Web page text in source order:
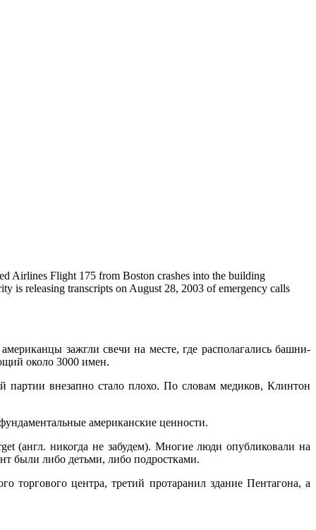
Airlines Flight 175 from Boston crashes into the building
is releasing transcripts on August 28, 2003 of emergency calls
зажгли свечи на месте, где располагались башни-
около 3000 имен.
внезапно стало плохо. По словам медиков, Клинтон
американские ценности.
(англ. никогда не забудем). Многие люди опубликовали на
были либо детьми, либо подростками.
торгового центра, третий протаранил здание Пентагона, а